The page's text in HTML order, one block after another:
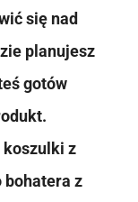
się nad
planujesz
gotów
koszulki z
bohatera z